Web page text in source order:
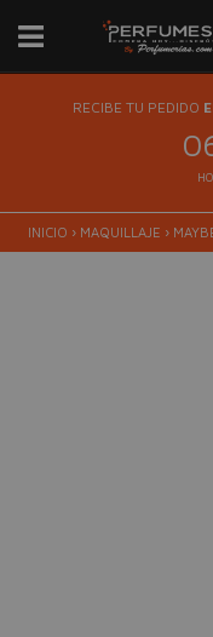
RECIBE TU PEDIDO
INICIO › MAQUILLAJE ›